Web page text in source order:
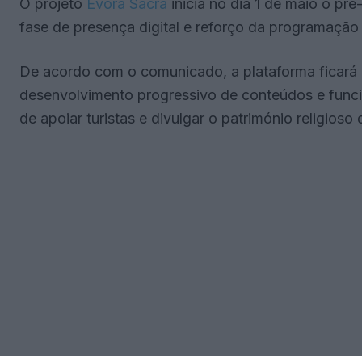
O projeto Évora Sacra inicia no dia 1 de maio o
fase de presença digital e reforço da
De acordo com o comunicado, a plataforma
desenvolvimento progressivo de conteúdos e
de apoiar turistas e divulgar o património religioso